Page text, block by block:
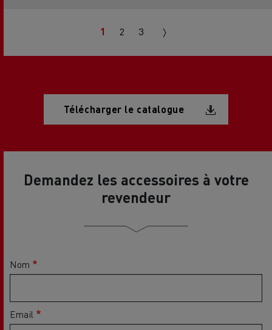
1 2 3
Télécharger le catalogue Document
Demandez les accessoires à votre
revendeur
Nom
Email